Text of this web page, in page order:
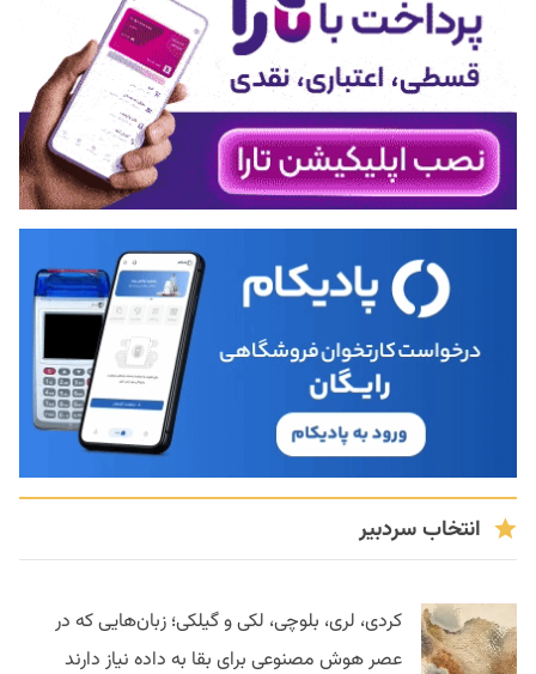
انتخاب سردبیر
کردی، لری، بلوچی، لکی و گیلکی؛ زبان‌هایی که در
عصر هوش مصنوعی برای بقا به داده نیاز دارند